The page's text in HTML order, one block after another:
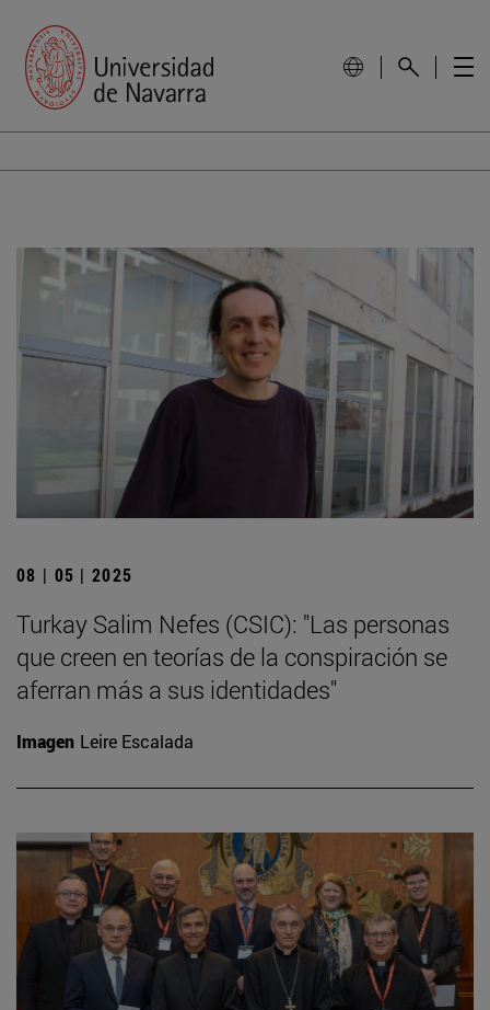
08 | 05 | 2025
Turkay Salim Nefes (CSIC): "Las personas
que creen en teorías de la conspiración se
aferran más a sus identidades"
Imagen Leire Escalada